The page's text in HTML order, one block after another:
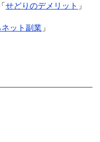
「 せどりのデメリット 」
ット副業 」